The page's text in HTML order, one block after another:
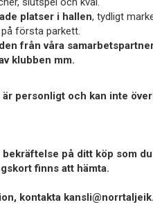
platser i hallen, tydligt
första parkett.
från våra
klubben mm.
personligt och kan inte
bekräftelse på ditt köp som
finns att hämta.
kontakta